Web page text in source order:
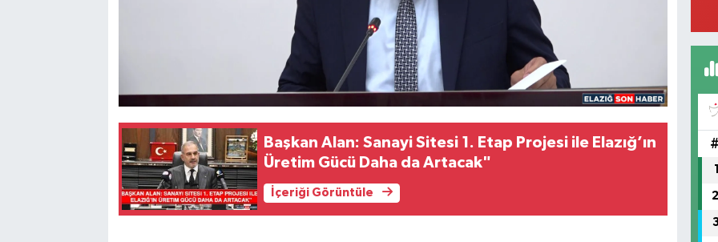
Başkan Alan: Sanayi Sitesi 1. Etap Projesi ile Elazığ’ın
Üretim Gücü Daha da Artacak"
İçeriği Görüntüle
#
1
2